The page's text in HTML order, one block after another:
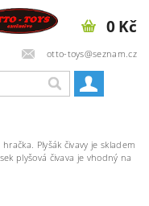
otto-toys@seznam.cz
0 Kč
Plyšák čivavy je skladem
plyšová čivava je vhodný na